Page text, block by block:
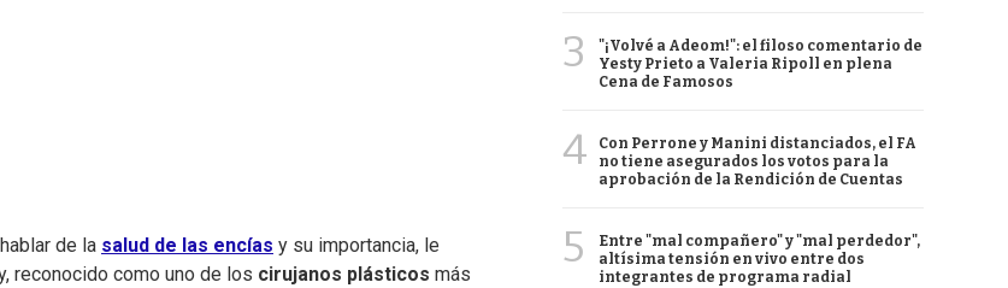
de la salud de las encías y su importancia, le
reconocido como uno de los cirujanos plásticos más
3
"¡Volvé a Adeom!": el filoso comentario de
Yesty Prieto a Valeria Ripoll en plena
Cena de Famosos
4
Con Perrone y Manini distanciados, el FA
no tiene asegurados los votos para la
aprobación de la Rendición de Cuentas
5
Entre "mal compañero" y "mal perdedor",
altísima tensión en vivo entre dos
integrantes de programa radial